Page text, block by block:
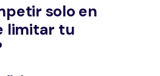
solo en
limitar tu